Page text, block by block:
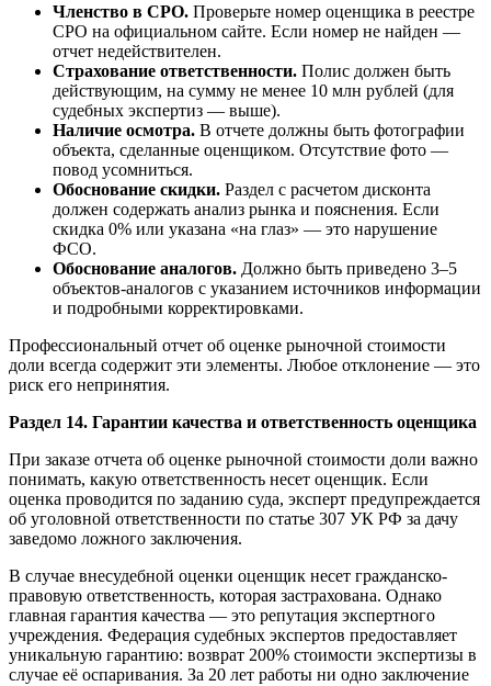
Членство в СРО. Проверьте номер оценщика в реестре
СРО на официальном сайте. Если номер не найден —
отчет недействителен.
Страхование ответственности. Полис должен быть
действующим, на сумму не менее 10 млн рублей (для
судебных экспертиз — выше).
Наличие осмотра. В отчете должны быть фотографии
объекта, сделанные оценщиком. Отсутствие фото —
повод усомниться.
Обоснование скидки. Раздел с расчетом дисконта
должен содержать анализ рынка и пояснения. Если
скидка 0% или указана «на глаз» — это нарушение
ФСО.
Обоснование аналогов. Должно быть приведено 3–5
объектов-аналогов с указанием источников информации
и подробными корректировками.
Профессиональный отчет об оценке рыночной стоимости
доли всегда содержит эти элементы. Любое отклонение — это
риск его непринятия.
Раздел 14. Гарантии качества и ответственность оценщика
При заказе отчета об оценке рыночной стоимости доли важно
понимать, какую ответственность несет оценщик. Если
оценка проводится по заданию суда, эксперт предупреждается
об уголовной ответственности по статье 307 УК РФ за дачу
заведомо ложного заключения.
В случае внесудебной оценки оценщик несет гражданско-
правовую ответственность, которая застрахована. Однако
главная гарантия качества — это репутация экспертного
учреждения. Федерация судебных экспертов предоставляет
уникальную гарантию: возврат 200% стоимости экспертизы в
случае её оспаривания. За 20 лет работы ни одно заключение